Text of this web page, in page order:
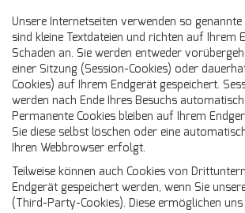
Unsere Internetseiten verwenden so genannte
sind kleine Textdateien und richten auf Ihrem
Schaden an. Sie werden entweder
einer Sitzung (Session-Cookies) oder
Cookies) auf Ihrem Endgerät gespeichert.
werden nach Ende Ihres Besuchs
Permanente Cookies bleiben auf Ihrem
Sie diese selbst löschen oder eine
Ihren Webbrowser erfolgt.
Teilweise können auch Cookies von
Endgerät gespeichert werden, wenn Sie
(Third-Party-Cookies). Diese ermöglichen